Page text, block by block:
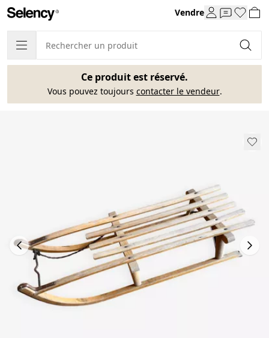
Vendre
Ce produit est réservé.
Vous pouvez toujours contacter le vendeur.